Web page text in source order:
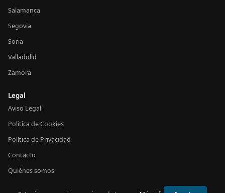
Salamanca
Segovia
Soria
Valladolid
Zamora
Legal
Aviso Legal
Política de Cookies
Política de Privacidad
Contacto
Quiénes somos